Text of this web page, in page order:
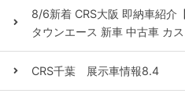
8/6新着 CRS大阪 即納車紹介
タウンエース 新車 中古車 カ
CRS千葉 展示車情報8.4